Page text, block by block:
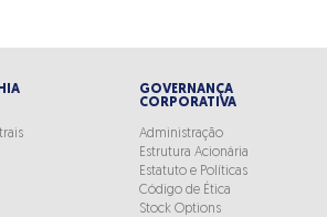
GOVERNANÇA
CORPORATIVA
Administração
Estrutura Acionária
Estatuto e Políticas
Código de Ética
Stock Options